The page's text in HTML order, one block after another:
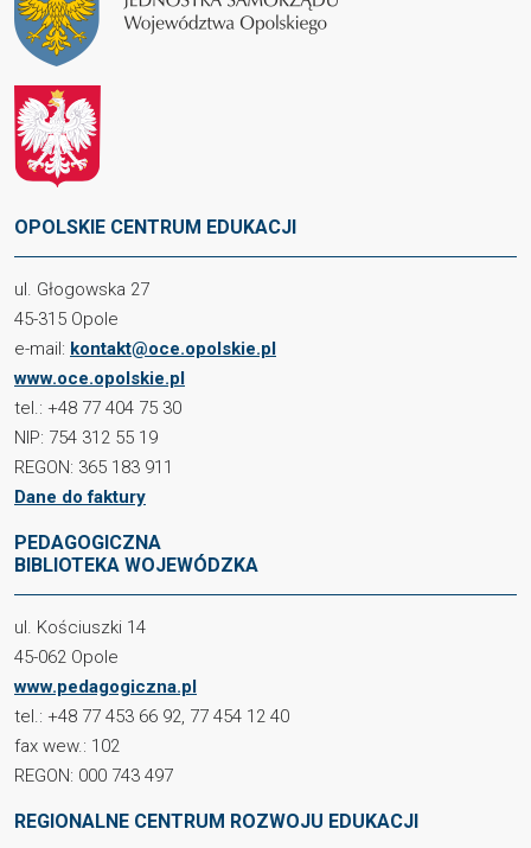
OPOLSKIE CENTRUM EDUKACJI
ul. Głogowska 27
45-315 Opole
e-mail: kontakt@oce.opolskie.pl
www.oce.opolskie.pl
tel.: +48 77 404 75 30
NIP: 754 312 55 19
REGON: 365 183 911
Dane do faktury
PEDAGOGICZNA
BIBLIOTEKA WOJEWÓDZKA
ul. Kościuszki 14
45-062 Opole
www.pedagogiczna.pl
tel.: +48 77 453 66 92, 77 454 12 40
fax wew.: 102
REGON: 000 743 497
REGIONALNE CENTRUM ROZWOJU EDUKACJI